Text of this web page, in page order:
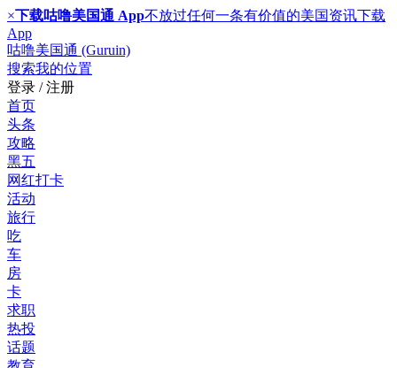
×下载咕噜美国通 App不放过任何一条有价值的美国资讯下载
App
咕噜美国通 (Guruin)
搜索我的位置
登录 / 注册
首页
头条
攻略
黑五
网红打卡
活动
旅行
吃
车
房
卡
求职
热投
话题